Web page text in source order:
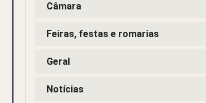
Câmara
Feiras, festas e romarias
Geral
Notícias